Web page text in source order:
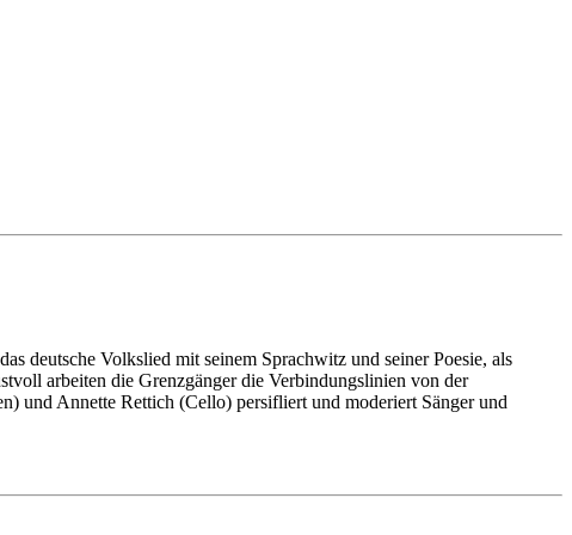
deutsche Volkslied mit seinem Sprachwitz und seiner Poesie, als
arbeiten die Grenzgänger die Verbindungslinien von der
und Annette Rettich (Cello) persifliert und moderiert Sänger und